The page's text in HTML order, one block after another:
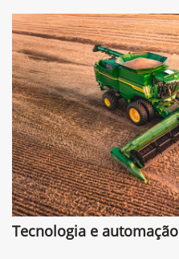
Tecnologia e automação